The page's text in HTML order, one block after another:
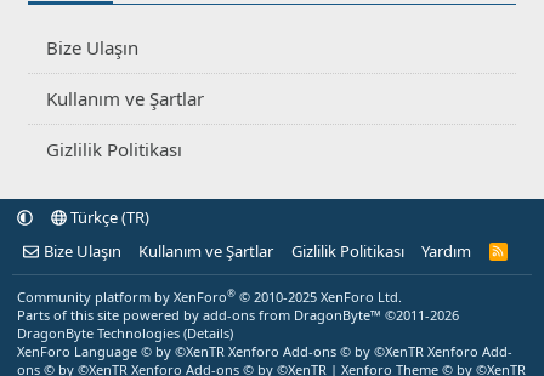
Bize Ulaşın
Kullanım ve Şartlar
Gizlilik Politikası
Türkçe (TR)
Bize Ulaşın
Kullanım ve Şartlar Gizlilik Politikası Yardım
R
Community platform by XenForo® © 2010-2025 XenForo Ltd.
Parts of this site powered by add-ons from DragonByte™ ©2011-2026
DragonByte Technologies (Details)
XenForo Language © by ©XenTR Xenforo Add-ons © by ©XenTR Xenforo Add-
ons © by ©XenTR Xenforo Add-ons © by ©XenTR | Xenforo Theme © by ©XenTR